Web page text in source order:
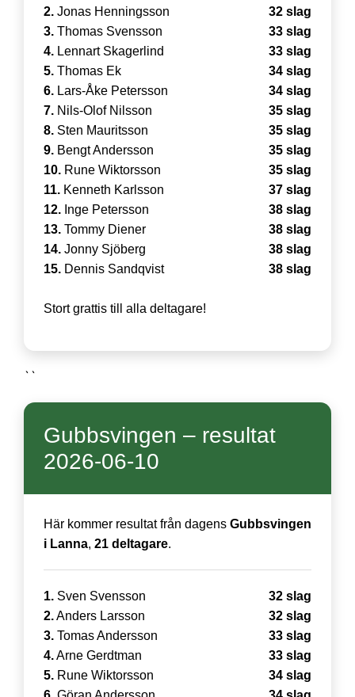
2. Jonas Henningsson
32 slag
3. Thomas Svensson
33 slag
4. Lennart Skagerlind
33 slag
5. Thomas Ek
34 slag
6. Lars-Åke Petersson
34 slag
7. Nils-Olof Nilsson
35 slag
8. Sten Mauritsson
35 slag
9. Bengt Andersson
35 slag
10. Rune Wiktorsson
35 slag
11. Kenneth Karlsson
37 slag
12. Inge Petersson
38 slag
13. Tommy Diener
38 slag
14. Jonny Sjöberg
38 slag
15. Dennis Sandqvist 38 slag
Stort grattis till alla deltagare!
``
Gubbsvingen – resultat
2026-06-10
Här kommer resultat från dagens Gubbsvingen
i Lanna, 21 deltagare.
1. Sven Svensson
32 slag
2.Anders Larsson
32 slag
3. Tomas Andersson
33 slag
4.Arne Gerdtman
33 slag
5. Rune Wiktorsson
34 slag